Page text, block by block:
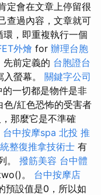
定會在文章上停留很
查過內容，文章就可
，即重複執行一個
外燴 for 辦理台胞
先前定義的 台胞證台
入螢幕。 關鍵字公司
的一切都是物件是非
色/紅色恐怖的受害者
那麼它是不準確
台中按摩spa 北投 推
整復推拿技術士 有
。 撥筋美容 台中體
。 台中按摩店
預設值是0，所以如